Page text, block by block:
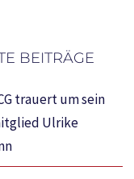
BEITRÄGE
trauert um sein
Ulrike